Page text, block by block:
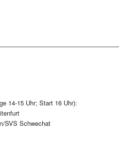
14-15 Uhr; Start 16 Uhr):
SVS Schwechat